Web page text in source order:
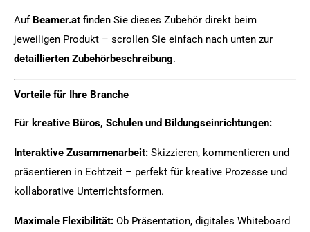
Auf Beamer.at finden Sie dieses Zubehör direkt beim
jeweiligen Produkt – scrollen Sie einfach nach unten zur
detaillierten Zubehörbeschreibung.
Vorteile für Ihre Branche
Für kreative Büros, Schulen und Bildungseinrichtungen:
Interaktive Zusammenarbeit: Skizzieren, kommentieren und
präsentieren in Echtzeit – perfekt für kreative Prozesse und
kollaborative Unterrichtsformen.
Maximale Flexibilität: Ob Präsentation, digitales Whiteboard